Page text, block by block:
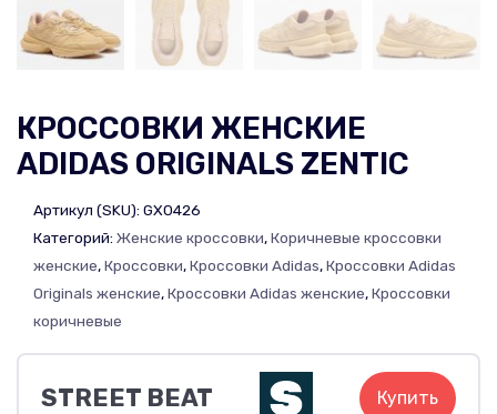
КРОССОВКИ ЖЕНСКИЕ
ADIDAS ORIGINALS ZENTIC
Артикул (SKU): GX0426
Категорий: Женские кроссовки,Коричневые кроссовки
женские,Кроссовки,Кроссовки Adidas,Кроссовки Adidas
Originals женские,Кроссовки Adidas женские,Кроссовки
коричневые
STREET BEAT Купить